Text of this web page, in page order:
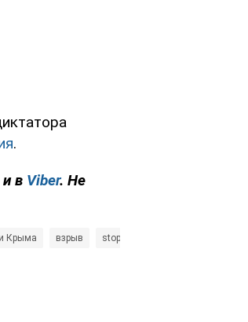
.
и в Viber. Не
Крыма взрыв stopwar